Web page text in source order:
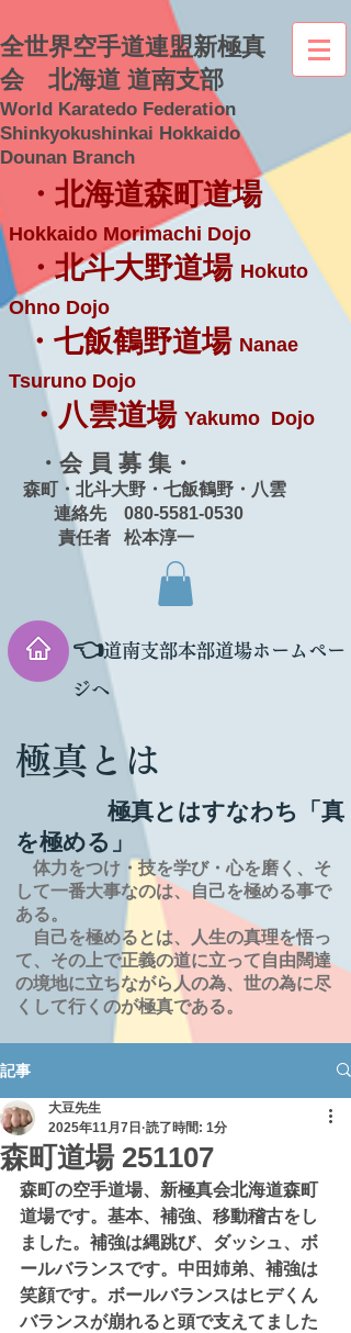
全世界空手道連盟新極真
会 北海道 道南支部
World Karatedo Federation
Shinkyokushinkai Hokkaido
Dounan Branch
・北海道森町道場
Hokkaido Morimachi Dojo
・北斗大野道場 Hokuto
Ohno Dojo
・七飯鶴野道場 Nanae
Tsuruno Dojo
・八雲道場 Yakumo Dojo
・会 員 募 集・
森町・北斗大野・七飯鶴野・八雲
連絡先 080-5581-0530
責任者 松本淳一
👈道南支部本部道場ホームペー
ジへ
極真とは
極真とはすなわち「真
を極める」
体力をつけ・技を学び・心を磨く、そ
して一番大事なのは、自己を極める事で
ある。
自己を極めるとは、
人生の真理を悟っ
て、その上で正義の道に立って自由闊達
の境地に立ちながら人の為、世の為に尽
くして行くのが極真である。
記事
森町道場 251107
大豆先生
2025年11月7日 読了時間: 1分
森町の空手道場、新極真会北海道森町
道場です。基本、補強、移動稽古をし
ました。補強は縄跳び、ダッシュ、ボ
ールバランスです。中田姉弟、補強は
笑顔です。ボールバランスはヒデくん
バランスが崩れると頭で支えてました